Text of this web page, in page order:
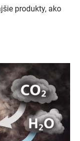
produkty, ako